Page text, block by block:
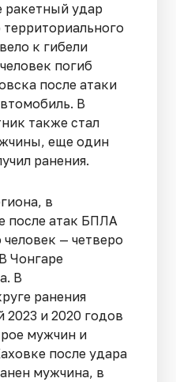
ракетный удар
к гибели
погиб
после атаки
В
также стал
еще один
ранения.
в
после атак БПЛА
— четверо
Чонгаре
В
ранения
2023 и 2020 годов
мужчин и
после удара
мужчина, в